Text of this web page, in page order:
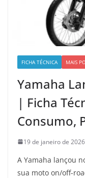
FICHA TÉCNICA MAIS
Yamaha
| Ficha
Consumo,
19 de janeiro de 2026
A Yamaha lançou
sua moto on/off-